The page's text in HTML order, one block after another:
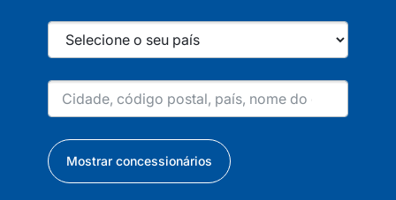
Mostrar concessionários